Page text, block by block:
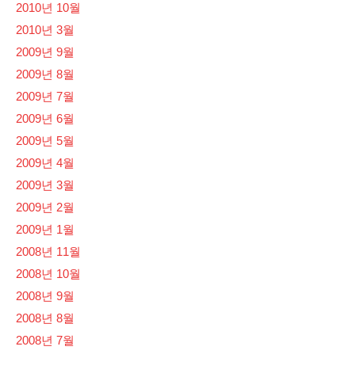
2010년 10월
2010년 3월
2009년 9월
2009년 8월
2009년 7월
2009년 6월
2009년 5월
2009년 4월
2009년 3월
2009년 2월
2009년 1월
2008년 11월
2008년 10월
2008년 9월
2008년 8월
2008년 7월